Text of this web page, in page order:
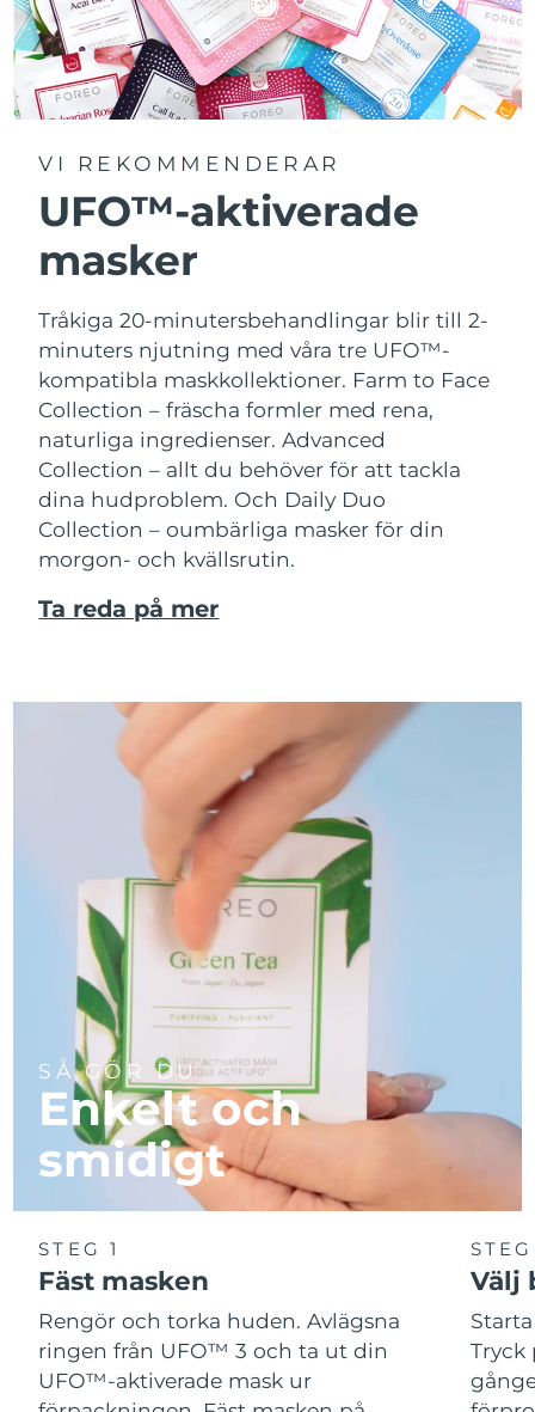
VI REKOMMENDERAR
UFO™-aktiverade
masker
Tråkiga 20-minutersbehandlingar blir till 2-
minuters njutning med våra tre UFO™-
kompatibla maskkollektioner. Farm to Face
Collection – fräscha formler med rena,
naturliga ingredienser. Advanced
Collection – allt du behöver för att tackla
dina hudproblem. Och Daily Duo
Collection – oumbärliga masker för din
morgon- och kvällsrutin.
Ta reda på mer
SÅ GÖR DU
Enkelt och
smidigt
STEG 1
Fäst masken
Rengör och torka huden. Avlägsna
ringen från UFO™ 3 och ta ut din
UFO™-aktiverade mask ur
Välj
Tryck